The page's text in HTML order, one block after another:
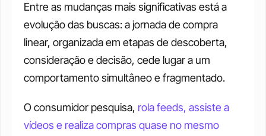
Entre as mudanças mais significativas está a
evolução das buscas: a jornada de compra
linear, organizada em etapas de descoberta,
consideração e decisão, cede lugar a um
comportamento simultâneo e fragmentado.
O consumidor pesquisa, rola feeds, assiste a
vídeos e realiza compras quase no mesmo